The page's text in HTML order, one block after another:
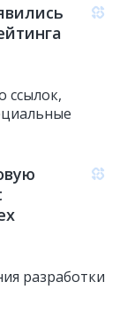
ссылок,
разработки